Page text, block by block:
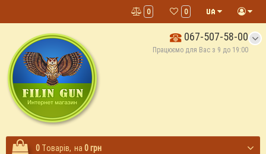
0
0
067-507-58-00
Працюємо для Вас з 9 до 19:00
0 Tоварів, на 0 грн